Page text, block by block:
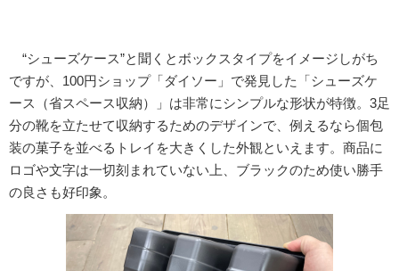
“シューズケース”と聞くとボックスタイプをイメージしがち
ですが、100円ショップ「ダイソー」で発見した「シューズケ
ース（省スペース収納）」は非常にシンプルな形状が特徴。3足
分の靴を立たせて収納するためのデザインで、例えるなら個包
装の菓子を並べるトレイを大きくした外観といえます。商品に
ロゴや文字は一切刻まれていない上、ブラックのため使い勝手
の良さも好印象。